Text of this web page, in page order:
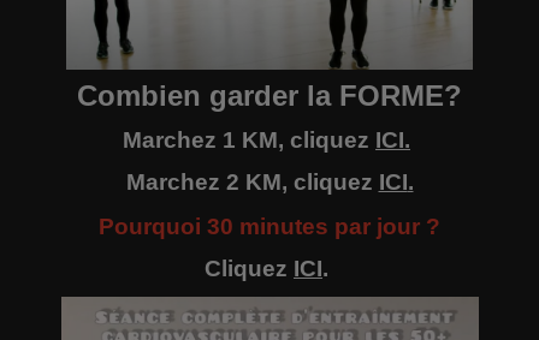
Combien garder la FORME?
Marchez 1 KM, cliquez ICI.
Marchez 2 KM, cliquez ICI.
Pourquoi 30 minutes par jour ?
Cliquez ICI.